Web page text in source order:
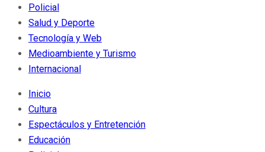
Policial
Salud y Deporte
Tecnología y Web
Medioambiente y Turismo
Internacional
Inicio
Cultura
Espectáculos y Entretención
Educación